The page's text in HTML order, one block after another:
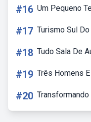
#16 Um Pequeno
#17 Turismo Sul
#18 Tudo Sala De
#19 Três Homens
#20